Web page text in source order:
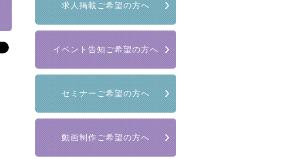
求人掲載ご希望の方へ
イベント告知ご希望の方へ
セミナーご希望の方へ
動画制作ご希望の方へ